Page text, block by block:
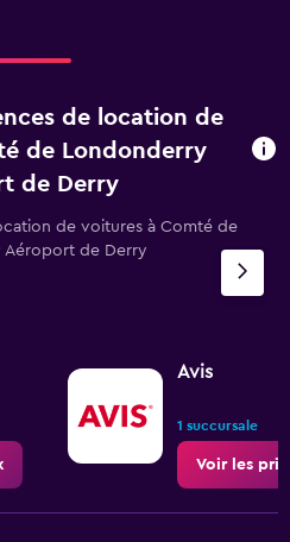
de location de
de Londonderry
de Derry
de voitures à Comté de
Aéroport de Derry
Avis
1 succursale
Voir les prix